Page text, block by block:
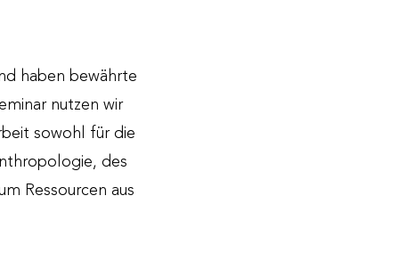
haben bewährte
nutzen wir
sowohl für die
des
Ressourcen aus